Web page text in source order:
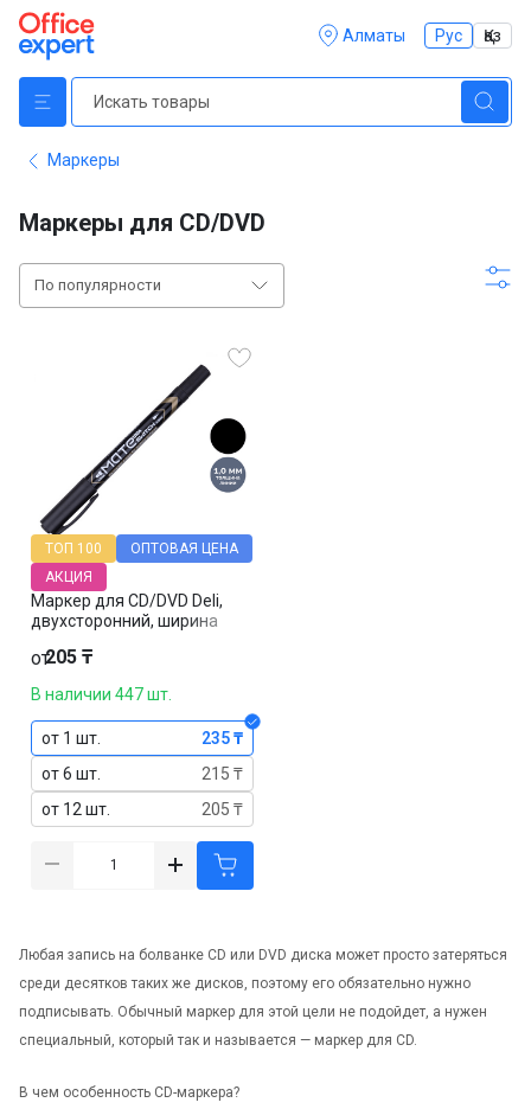
Алматы Рус Қаз
Маркеры
Маркеры для CD/DVD
По популярности
Маркер для CD/DVD Deli,
двухсторонний, ширина
цена за штуку
ТОП 100
ОПТОВАЯ ЦЕНА
АКЦИЯ
от205 ₸
В наличии 447 шт.
от 1 шт.
235 ₸
от 6 шт.
215 ₸
от 12 шт.
205 ₸
Любая запись на болванке CD или DVD диска может просто затеряться
среди десятков таких же дисков, поэтому его обязательно нужно
подписывать. Обычный маркер для этой цели не подойдет, а нужен
специальный, который так и называется — маркер для CD.
В чем особенность CD-маркера?